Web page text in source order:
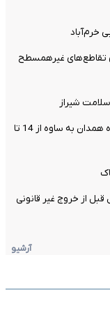
خرم‌آباد
تقاطع‌های غیرهمسطح
ممنوعیت تردد کامیون‌ها و کشنده‌ها در آزادراه همدان به ساوه از 14 تا
از خروج غیر قانونی
آرشیو